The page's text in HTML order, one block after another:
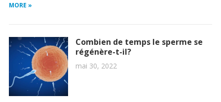
MORE »
Combien de temps le sperme se
régénère-t-il?
mai 30, 2022